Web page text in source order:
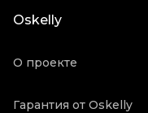
Продавец
Oskelly
О проекте
Гарантия от Oskelly